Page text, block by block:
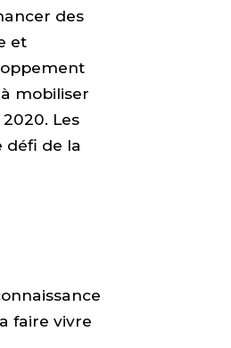
des
et
mobiliser
Les
défi de la
faire vivre